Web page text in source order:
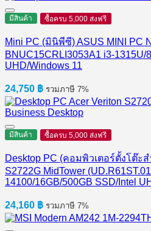
มีสินค้า ซื้อครบ 5,000 ส่งฟรี
Mini PC (มินิพีซี) ASUS MINI PC
BNUC15CRLI3053A1 i3-1315U/
UHD/Windows 11
24,750 ฿ รวมภาษี 7%
มีสินค้า ซื้อครบ 5,000 ส่งฟรี
Desktop PC (คอมพิวเตอร์ตั้งโต๊ะ
S2722G MidTower
14100/16GB/500GB SSD/Intel
24,160 ฿ รวมภาษี 7%